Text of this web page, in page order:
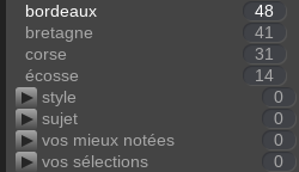
bordeaux
48
bretagne
41
corse
31
écosse
14
style
0
sujet
0
vos mieux notées
0
vos sélections
0